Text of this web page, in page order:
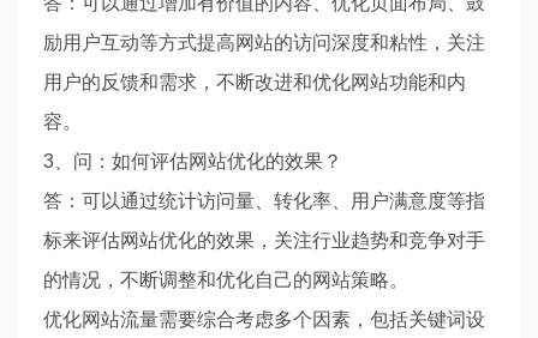
励用户互动等方式提高网站的访问深度和粘性，关注
用户的反馈和需求，不断改进和优化网站功能和内
容。
3、问：如何评估网站优化的效果？
答：可以通过统计访问量、转化率、用户满意度等指
标来评估网站优化的效果，关注行业趋势和竞争对手
的情况，不断调整和优化自己的网站策略。
优化网站流量需要综合考虑多个因素，包括关键词设